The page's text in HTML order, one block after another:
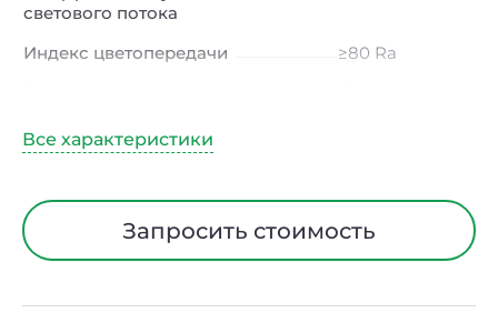
светового потока
Индекс цветопередачи
≥80 Ra
Угол рассеивания
Диапазон рабочих температур
от -40 до +50 ℃
Тип рассеивателя
Прозрачный
электрического тока
Запросить стоимость